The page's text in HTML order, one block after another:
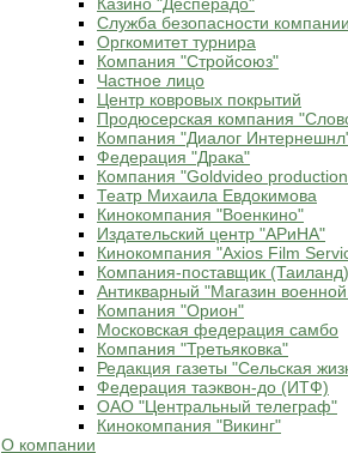
Служба безопасности
Оргкомитет турнира
Компания "Стройсоюз"
Частное лицо
Центр ковровых покрытий
Продюсерская компания
Компания "Диалог
Федерация "Драка"
Компания "Goldvideo
Театр Михаила Евдокимова
Кинокомпания "Военкино"
Издательский центр "АРиНА"
Кинокомпания "Axios Film
Компания-поставщик (Таиланд)
Антикварный "Магазин
Компания "Орион"
Московская федерация самбо
Компания "Третьяковка"
Редакция газеты "Сельская
Федерация таэквон-до (ИТФ)
ОАО "Центральный телеграф"
Кинокомпания "Викинг"
О компании